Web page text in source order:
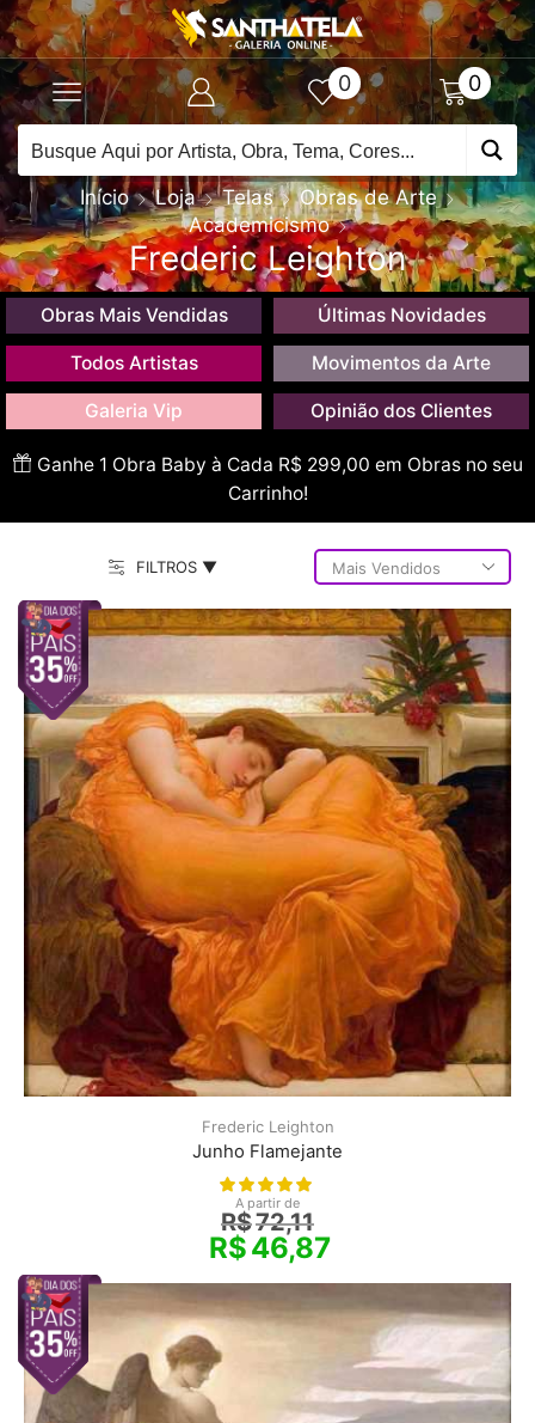
0 0
Início Loja Telas
Obras de Arte
Academicismo
Frederic Leighton
Obras Mais Vendidas Últimas Novidades
Todos Artistas Movimentos da Arte
Galeria Vip Opinião dos Clientes
Ganhe 1 Obra Baby à Cada R$ 299,00 em Obras no seu
Carrinho!
FILTROS ▼
Frederic Leighton
Junho Flamejante
A partir de
R$72,11
R$46,87